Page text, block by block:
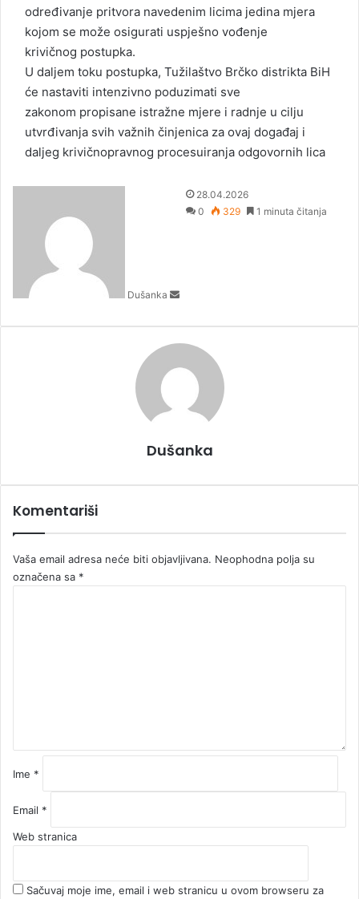
određivanje pritvora navedenim licima jedina mjera
kojom se može osigurati uspješno vođenje
krivičnog postupka.
U daljem toku postupka, Tužilaštvo Brčko distrikta BiH
će nastaviti intenzivno poduzimati sve
zakonom propisane istražne mjere i radnje u cilju
utvrđivanja svih važnih činjenica za ovaj događaj i
daljeg krivičnopravnog procesuiranja odgovornih lica
Dušanka
a
i
28.04.2026
0
329 1 minuta čitanja
Dušanka
Komentariši
Vaša email adresa neće biti objavljivana. Neophodna polja su
označena sa *
Ime *
Email *
Web stranica
Sačuvaj moje ime, email i web stranicu u ovom browseru za